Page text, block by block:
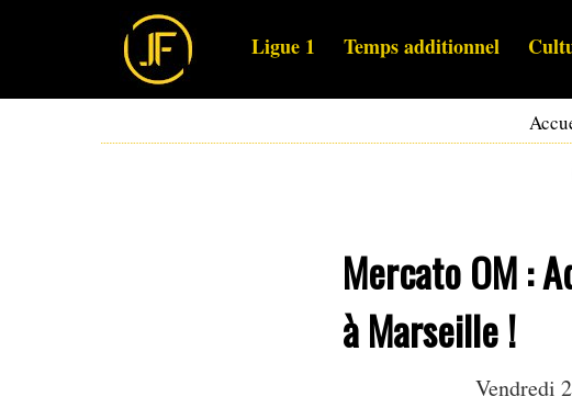
Ligue 1 Temps additionnel
Mercato OM :
à Marseille !
Vendredi